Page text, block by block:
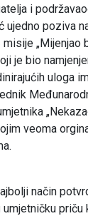
i
ujedno poziva
„Mijenjao
je bio
uloga
veoma
način
priču